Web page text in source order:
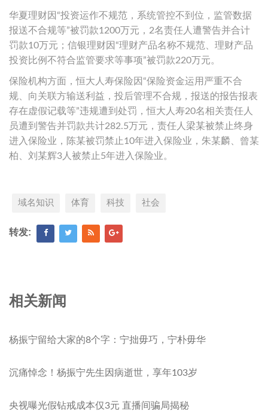
华夏理财因“投资运作不规范，系统管控不到位，监管数据
报送不合规等”被罚款1200万元，2名责任人遭警告并合计
罚款10万元；信银理财因“理财产品名称不规范、理财产品
投资比例不符合监管要求等事项”被罚款220万元。
保险机构方面，恒大人寿保险因“保险资金运用严重不合
规、向关联方输送利益，投后管理不合规，报送的报告报表
存在虚假记载等”违规遭到处罚，恒大人寿20名相关责任人
员遭到警告并罚款共计282.5万元，责任人梁某被禁止终身
进入保险业，陈某被罚禁止10年进入保险业，朱某麟、曾某
柏、刘某辉3人被禁止5年进入保险业。
域名知识 体育 科技 社会
转发:
相关新闻
杨振宁留给大家的8个字：宁拙毋巧，宁朴毋华
沉痛悼念！杨振宁先生因病逝世，享年103岁
央视曝光假钻戒成本仅3元 直播间骗局揭秘